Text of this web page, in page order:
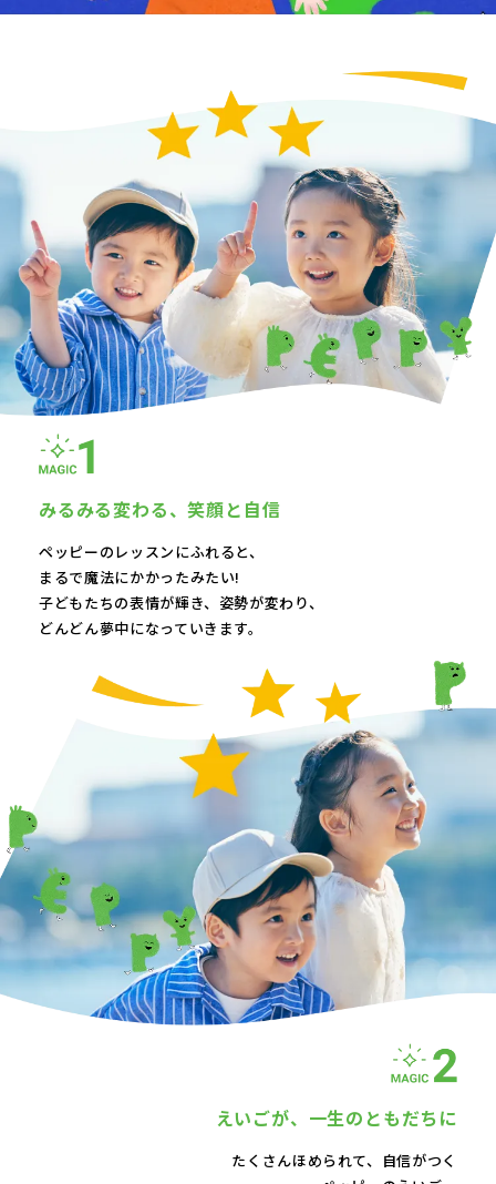
みるみる変わる、笑顔と自信
ペッピーのレッスンにふれると、
まるで魔法にかかったみたい!
子どもたちの表情が輝き、 姿勢が変わり、
どんどん夢中になっていきます。
えいごが、 一生のともだちに
たくさんほめられて、自信がつく